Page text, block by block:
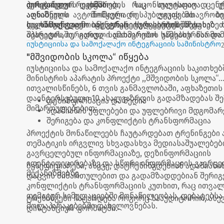
პირებისთვის უფასოდ, რაც თავისთავად
აღნიშნული მოწყვლადი ჯგუფების
ხელმისაწვდომობას კონკრეტულ სერვისებზე.
დისტანციურ რეჟიმში.
იურიდიული დახმარების საკონსულტაციო
აფხაზეთის ავტონომიური რესპუბლიკის
და სამოქალაქო ინტეგრაციის საკითხებში
აპარატის, იურიდიული დახმარების სამსახურისა
ხელისფლების წარმომადგენლები ესწრებოდნენ.
საკონსულტაციო ცენტრის სერვისების შესახებ
შეხვედრაში, გარდა სამთავრობო უწყების
ზუგდიდში მოქმედი, აფხაზეთიდან დევნილი
საჭიროებებზე მომუშავე არასამთავრობო
თემით დაინტერესებული, გამყოფი ხაზის
მცხოვრები, სამოქალაქო საზოგადოების
მონაწილეობდნენ.
იუსტიციისა და სამოქალაქო ინტეგრაციის სამინისტრო
"მშვიდობის სკოლა“ იწყება
იუსტიციისა და სამოქალაქო ინტეგრაციის
მინისტრის აპარატის პროექტი ,,მშვიდობის სკოლა“
ითვალისწინებს, 6 თვის განმავლობაში, აფხაზეთის
დაინტერსებული 10 ახალგაზრდის გადამზადებას
მიმართულებებით:
დეზინფორმაცია და მედია
ადამიანის უფლებები და უფლებრივი
შერიგება და კონფლიქტის ტრანსფორმაცია
პროექტის მონაწილეებს ჩაუტარდებათ ტრენინგები
თემატიკის ირგვლივ სხვადასხვა
გავრცელებულ ინფორმაციაზე, დეზინფორმაციის
იდენტიფიცირებაზე და სწორი ინფორმაციის
მექანიზმებზე.
ბენეფიციარები, ასევე, დატრენინგდებიან
დაცვის მიმართულებით და გადამზადდებიან
კონფლიქტის ტრანსფორმაციის კუთხით, რაც
თემატურ სიმულაციებში მონაწილეობას,
მოლაპარაკებებში დახელოვნებას.
ტრენინგები ჩატარდება როგორც სააუდიტორიო,
დისტანციურ ფორმატში.